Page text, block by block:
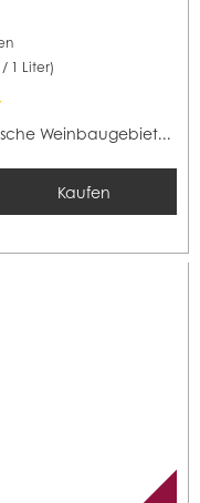
1 Liter)
Weinbaugebiet...
Kaufen